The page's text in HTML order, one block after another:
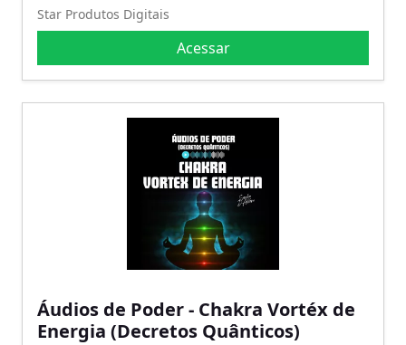
Star Produtos Digitais
Acessar
Áudios de Poder - Chakra Vortéx de
Energia (Decretos Quânticos)